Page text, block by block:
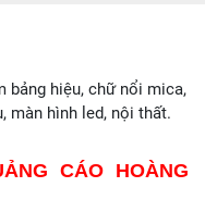
bảng hiệu, chữ nổi mica,
màn hình led, nội thất.
CÁO HOÀNG